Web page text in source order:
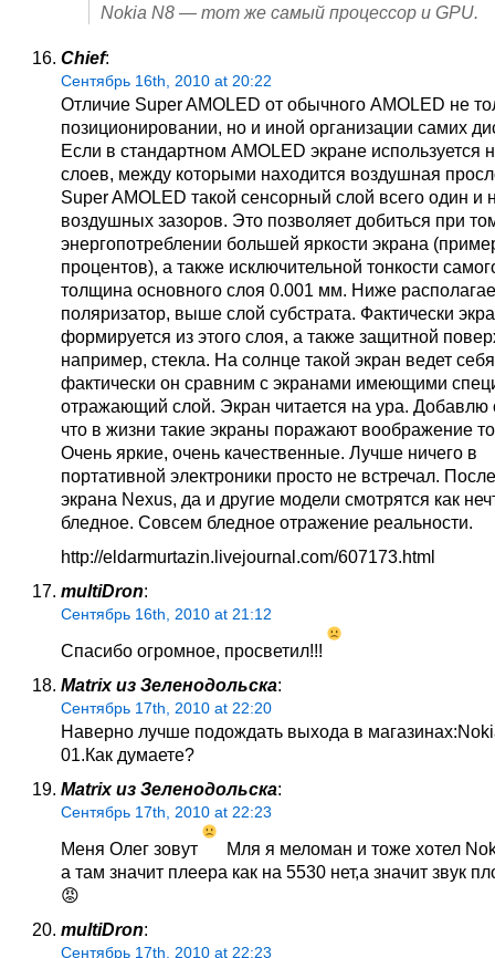
Nokia N8 — тот же самый процессор и GPU.
Chief:
Сентябрь 16th, 2010 at 20:22
Отличие Super AMOLED от обычного AMOLED не
позиционировании, но и иной организации самих
Если в стандартном AMOLED экране используется
слоев, между которыми находится воздушная
Super AMOLED такой сенсорный слой всего один и
воздушных зазоров. Это позволяет добиться при
энергопотреблении большей яркости экрана
процентов), а также исключительной тонкости
толщина основного слоя 0.001 мм. Ниже
поляризатор, выше слой субстрата. Фактически
формируется из этого слоя, а также защитной
например, стекла. На солнце такой экран ведет
фактически он сравним с экранами имеющими
отражающий слой. Экран читается на ура. Добавлю
что в жизни такие экраны поражают воображение
Очень яркие, очень качественные. Лучше ничего в
портативной электроники просто не встречал.
экрана Nexus, да и другие модели смотрятся как
бледное. Совсем бледное отражение реальности.
http://eldarmurtazin.livejournal.com/607173.html
multiDron:
Сентябрь 16th, 2010 at 21:12
Спасибо огромное, просветил!!!
Matrix из Зеленодольска:
Сентябрь 17th, 2010 at 22:20
Наверно лучше подождать выхода в
01.Как думаете?
Matrix из Зеленодольска:
Сентябрь 17th, 2010 at 22:23
Меня Олег зовут
Мля я меломан и тоже хотел
а там значит плеера как на 5530 нет,а значит звук
😡
multiDron:
Сентябрь 17th, 2010 at 22:23